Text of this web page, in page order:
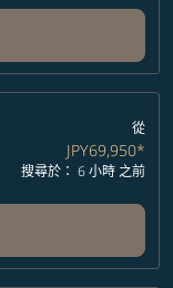
從
JPY69,950*
搜尋於： 6 小時 之前